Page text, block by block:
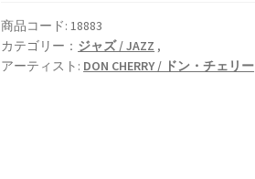
[2LP]
個
商品コード:18883
カテゴリー： ジャズ / JAZZ ,
アーティスト: DON CHERRY / ドン・チェリー